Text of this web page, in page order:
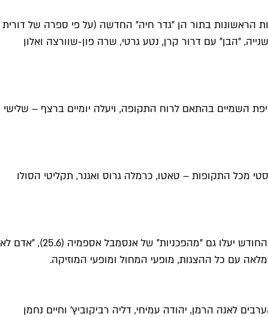
שרצות ברחבי הארץ. שתי ההצגות הראשונות בתור הן "גדר חיה" החדשה (על פי ספרה של דורית
"הבן" עם דרור קרן, נטע גרטי, שרה פון-שוורצה ואלון
השמיים בהתאם לרוח התקופה, ויעלה יומיים ברצף – שלישי
מכל התקופות – טאטו, כרמלה גרוס ואגנר, תקליטי הסולו
שערי תמונע ייפתחו עם ההצגה "קין" בכיכובו של אייל שכטר החד פעמי, על הישראליות המורכבת שלנו, מיתוסים ומלחמות. בהמשך החודש יעלו גם "מהפכניות" של אנסמבל אספמיה (25.6), "אדם לא
לאנה הרמן, יהודה עמיחי, דליה רביקוביץ' וחיים נחמן